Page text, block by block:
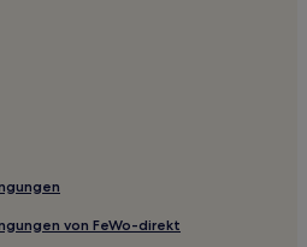
Strand Nagasaki
nahe Strand Hojo
von FeWo-direkt